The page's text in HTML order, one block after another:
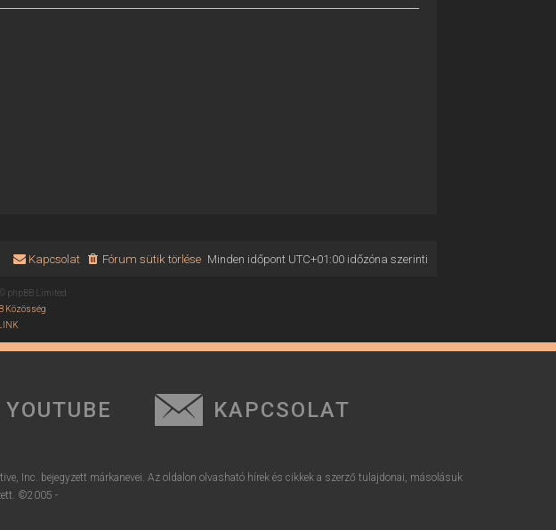
Minden időpont UTC+01:00időzóna szerinti
Fórum sütik törlése
Kapcsolat
phpBB Limited
Közösség
YOUTUBE KAPCSOLAT
Inc. bejegyzett márkanevei. Az oldalon olvasható hírek és cikkek a szerző tulajdonai, másolásuk
©2005 -